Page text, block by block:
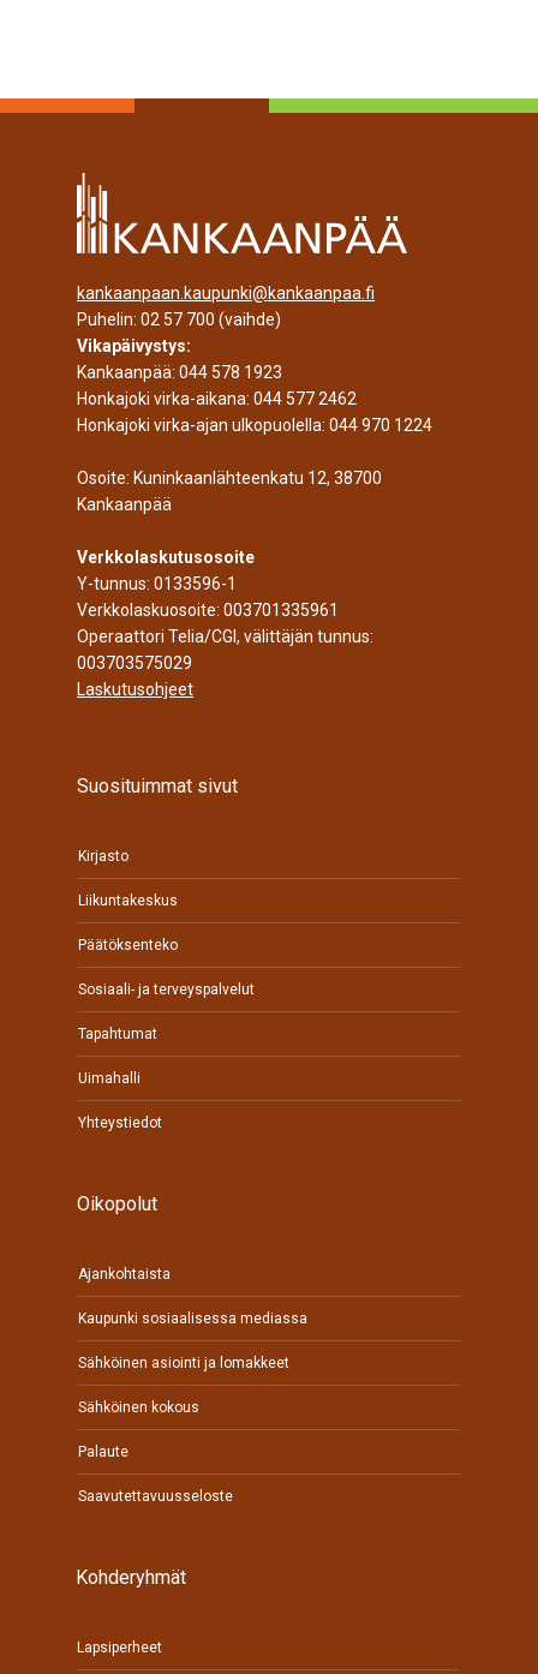
kankaanpaan.kaupunki@kankaanpaa.fi
Puhelin: 02 57 700 (vaihde)
Vikapäivystys:
Kankaanpää: 044 578 1923
Honkajoki virka-aikana: 044 577 2462
Honkajoki virka-ajan ulkopuolella: 044 970 1224
Osoite: Kuninkaanlähteenkatu 12, 38700
Kankaanpää
Verkkolaskutusosoite
Y-tunnus: 0133596-1
Verkkolaskuosoite: 003701335961
Operaattori Telia/CGI, välittäjän tunnus:
003703575029
Laskutusohjeet
Suosituimmat sivut
Kirjasto
Liikuntakeskus
Päätöksenteko
Sosiaali- ja terveyspalvelut
Tapahtumat
Uimahalli
Yhteystiedot
Oikopolut
Ajankohtaista
Kaupunki sosiaalisessa mediassa
Sähköinen asiointi ja lomakkeet
Sähköinen kokous
Palaute
Saavutettavuusseloste
Kohderyhmät
Lapsiperheet